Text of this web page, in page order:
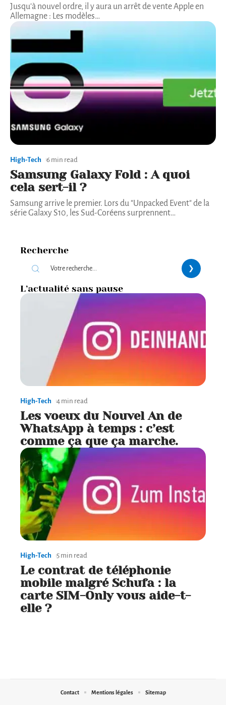
Jusqu'à nouvel ordre, il y aura un arrêt de vente Apple en
Allemagne : Les modèles…
High-Tech 6 min read
Samsung Galaxy Fold : A quoi
cela sert-il ?
Samsung arrive le premier. Lors du "Unpacked Event" de la
série Galaxy S10, les Sud-Coréens surprennent…
Recherche
L’actualité sans pause
High-Tech 4 min read
Les voeux du Nouvel An de
WhatsApp à temps : c’est
comme ça que ça marche.
High-Tech 5 min read
Le contrat de téléphonie
mobile malgré Schufa : la
carte SIM-Only vous aide-t-
elle ?
Contact Mentions légales Sitemap